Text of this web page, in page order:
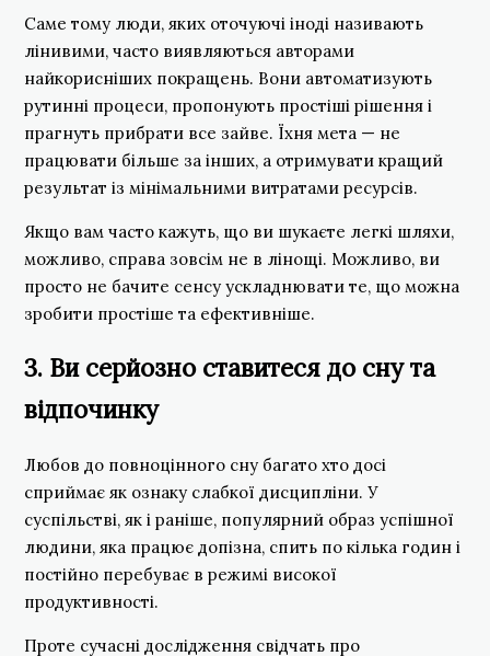
Саме тому люди, яких оточуючі іноді називають
лінивими, часто виявляються авторами
найкорисніших покращень. Вони автоматизують
рутинні процеси, пропонують простіші рішення і
прагнуть прибрати все зайве. Їхня мета — не
працювати більше за інших, а отримувати кращий
результат із мінімальними витратами ресурсів.
Якщо вам часто кажуть, що ви шукаєте легкі шляхи,
можливо, справа зовсім не в лінощі. Можливо, ви
просто не бачите сенсу ускладнювати те, що можна
зробити простіше та ефективніше.
3. Ви серйозно ставитеся до сну та
відпочинку
Любов до повноцінного сну багато хто досі
сприймає як ознаку слабкої дисципліни. У
суспільстві, як і раніше, популярний образ успішної
людини, яка працює допізна, спить по кілька годин і
постійно перебуває в режимі високої
продуктивності.
Проте сучасні дослідження свідчать про